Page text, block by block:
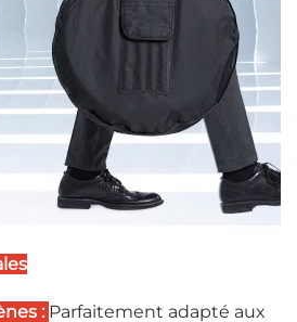
: Parfaitement adapté aux